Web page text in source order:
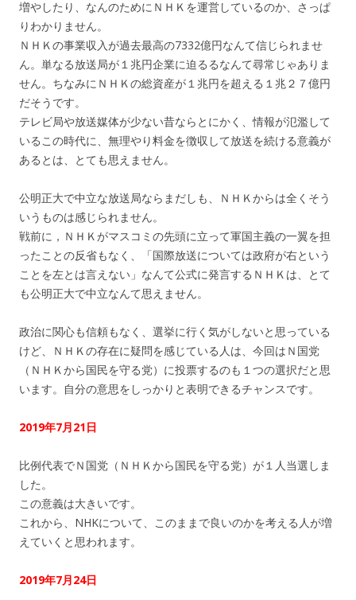
増やしたり、なんのためにＮＨＫを運営しているのか、さっぱ
りわかりません。
ＮＨＫの事業収入が過去最高の7332億円なんて信じられませ
ん。単なる放送局が１兆円企業に迫るるなんて尋常じゃありま
せん。ちなみにＮＨＫの総資産が１兆円を超える１兆２７億円
だそうです。
テレビ局や放送媒体が少ない昔ならとにかく、情報が氾濫して
いるこの時代に、無理やり料金を徴収して放送を続ける意義が
あるとは、とても思えません。
公明正大で中立な放送局ならまだしも、ＮＨＫからは全くそう
いうものは感じられません。
戦前に，ＮＨＫがマスコミの先頭に立って軍国主義の一翼を担
ったことの反省もなく、「国際放送については政府が右という
ことを左とは言えない」なんて公式に発言するＮＨＫは、とて
も公明正大で中立なんて思えません。
政治に関心も信頼もなく、選挙に行く気がしないと思っている
けど、ＮＨＫの存在に疑問を感じている人は、今回はＮ国党
（ＮＨＫから国民を守る党）に投票するのも１つの選択だと思
います。自分の意思をしっかりと表明できるチャンスです。
2019年7月21日
比例代表でＮ国党（ＮＨＫから国民を守る党）が１人当選しま
した。
この意義は大きいです。
これから、NHKについて、このままで良いのかを考える人が増
えていくと思われます。
2019年7月24日